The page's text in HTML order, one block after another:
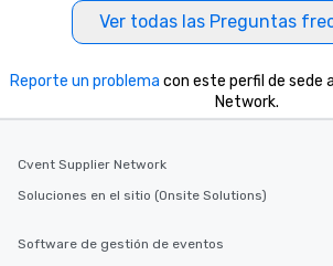
Ver todas las Preguntas
Reporte un problema con este perfil de sede
Network.
Cvent Supplier Network
Soluciones en el sitio (Onsite Solutions)
Software de gestión de eventos